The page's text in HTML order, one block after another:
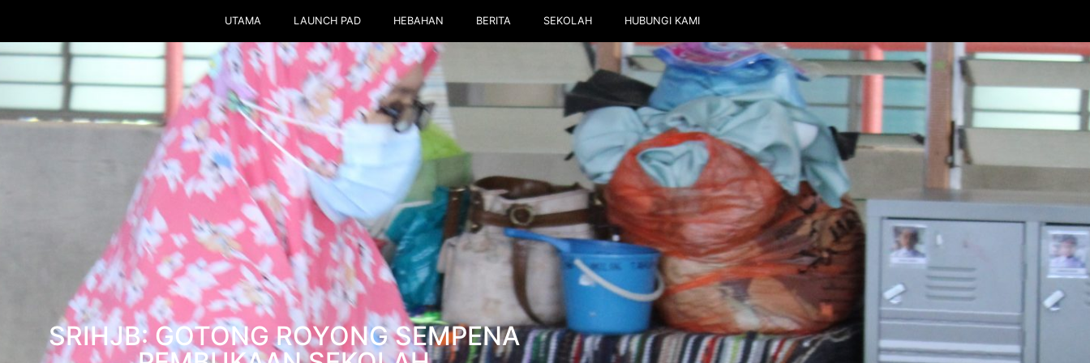
UTAMA LAUNCH PAD HEBAHAN BERITA SEKOLAH HUBUNGI KAMI
SRIHJB: GOTONG ROYONG SEMPENA